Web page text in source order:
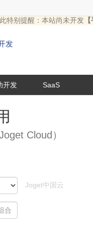
特别提醒：本站尚未开发
发
开发 SaaS
Cloud）
Joget中国云